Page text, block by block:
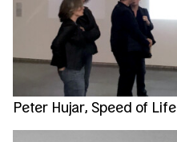
Peter Hujar, Speed of Life